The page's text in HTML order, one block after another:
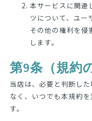
本サービスに関連
ツについて、ユー
その他の権利を侵
します。
第9条（規約
当店は、必要と判断し
なく、いつでも本規約
す。